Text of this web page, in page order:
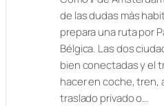
de las dudas más
prepara una ruta por
Bélgica. Las dos
bien conectadas y el
hacer en coche, tren,
traslado privado o…